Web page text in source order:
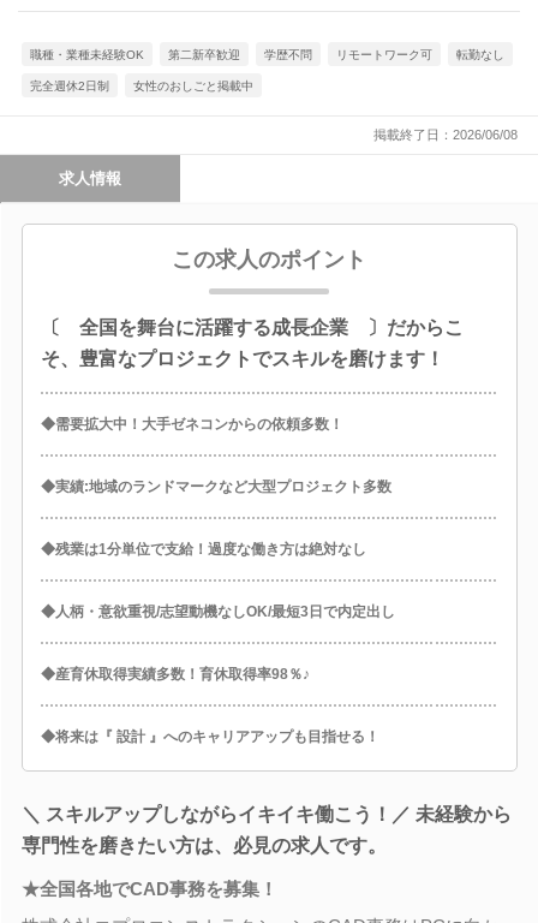
職種・業種未経験OK 第二新卒歓迎 学歴不問 リモートワーク可 転勤なし
完全週休2日制 女性のおしごと掲載中
掲載終了日：2026/06/08
求人情報
この求人のポイント
〔 全国を舞台に活躍する成長企業 〕だからこ
そ、豊富なプロジェクトでスキルを磨けます！
◆需要拡大中！大手ゼネコンからの依頼多数！
◆実績:地域のランドマークなど大型プロジェクト多数
◆残業は1分単位で支給！過度な働き方は絶対なし
◆人柄・意欲重視/志望動機なしOK/最短3日で内定出し
◆産育休取得実績多数！育休取得率98％♪
◆将来は『 設計 』へのキャリアアップも目指せる！
＼ スキルアップしながらイキイキ働こう！／ 未経験から
専門性を磨きたい方は、必見の求人です。
★全国各地でCAD事務を募集！